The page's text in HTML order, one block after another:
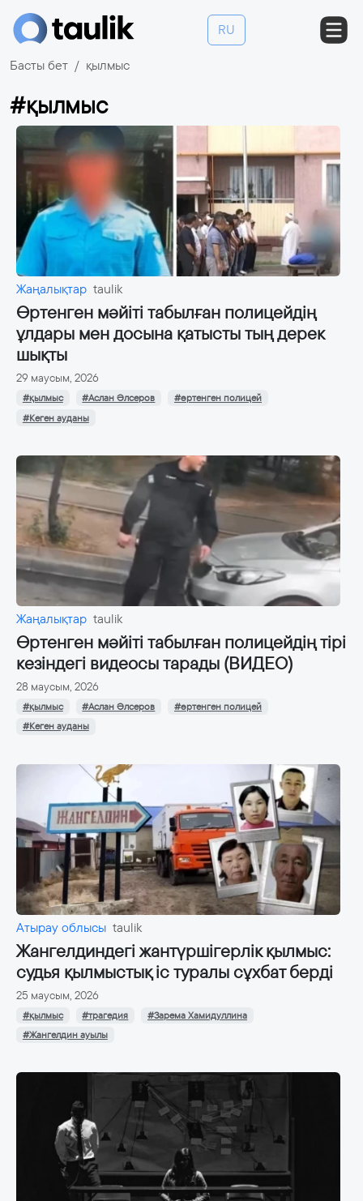
RU
Басты бет қылмыс
#қылмыс
Жаңалықтар taulik
Өртенген мәйіті табылған полицейдің
ұлдары мен досына қатысты тың дерек
шықты
29 маусым, 2026
#қылмыс #Аслан Әлсеров
#өртенген полицей
#Кеген ауданы
Жаңалықтар taulik
Өртенген мәйіті табылған полицейдің тірі
кезіндегі видеосы тарады (ВИДЕО)
28 маусым, 2026
#қылмыс #Аслан Әлсеров
#өртенген полицей
#Кеген ауданы
Атырау облысы taulik
Жангелдиндегі жантүршігерлік қылмыс:
судья қылмыстық іс туралы сұхбат берді
25 маусым, 2026
#қылмыс #трагедия
#Зарема Хамидуллина
#Жангелдин ауылы